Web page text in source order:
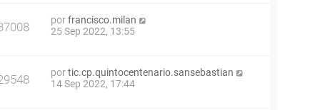
porfrancisco.milan
25 Sep 2022, 13:55
portic.cp.quintocentenario.sansebastian
14 Sep 2022, 17:44